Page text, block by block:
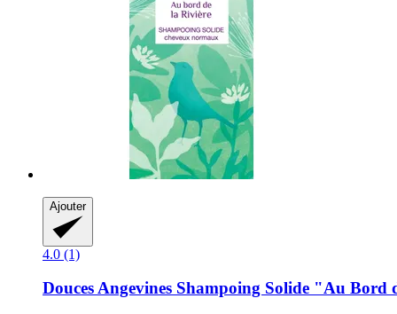
Ajouter
4.0 (1)
Douces Angevines Shampoing Solide "Au Bord